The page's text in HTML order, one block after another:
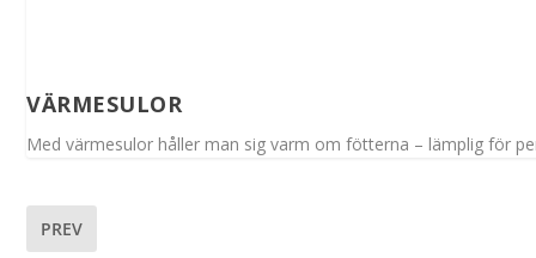
VÄRMESULOR
Med värmesulor håller man sig varm om fötterna – lämplig för
PREV